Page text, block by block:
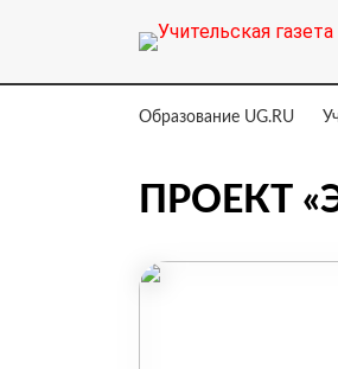
Образование UG.RU
ПРОЕКТ